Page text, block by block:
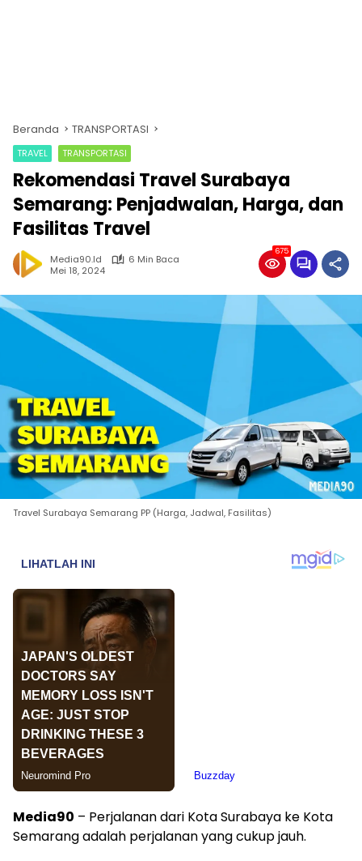
Beranda TRANSPORTASI
TRAVEL TRANSPORTASI
Rekomendasi Travel Surabaya
Semarang: Penjadwalan, Harga, dan
Fasilitas Travel
Media90.id
6 Min Baca
Mei 18, 2024
675
Travel Surabaya Semarang PP (Harga, Jadwal, Fasilitas)
Media90 – Perjalanan dari Kota Surabaya ke Kota
Semarang adalah perjalanan yang cukup jauh.